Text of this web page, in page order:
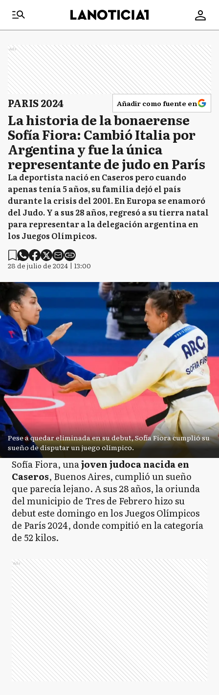
Ads
PARIS 2024 Añadir como fuente en
La historia de la bonaerense
Sofía Fiora: Cambió Italia por
Argentina y fue la única
representante de judo en París
La deportista nació en Caseros pero cuando
apenas tenía 5 años, su familia dejó el país
durante la crisis del 2001. En Europa se enamoró
del Judo. Y a sus 28 años, regresó a su tierra natal
para representar a la delegación argentina en
los Juegos Olímpicos.
28 de julio de 2024 | 13:00
Pese a quedar eliminada en su debut, Sofía Fiora cumplió su
sueño de disputar un juego olímpico.
Sofía Fiora, unajoven judoca nacida en
Caseros, Buenos Aires, cumplió un sueño
que parecía lejano. A sus 28 años, la oriunda
del municipio de Tres de Febrero hizo su
debut este domingo en los Juegos Olímpicos
de París 2024, donde compitió en la categoría
de 52 kilos.
Ads